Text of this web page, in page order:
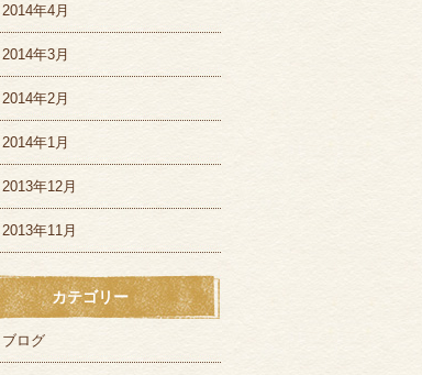
2014年4月
2014年3月
2014年2月
2014年1月
2013年12月
2013年11月
カテゴリー
ブログ